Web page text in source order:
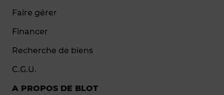
Faire gérer
Financer
Recherche de biens
C.G.U.
A PROPOS DE BLOT